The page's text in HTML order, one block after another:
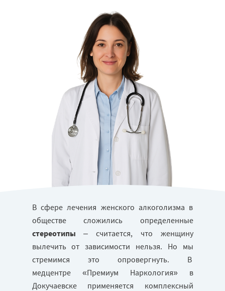
В сфере лечения женского алкоголизма в
обществе сложились определенные
стереотипы – считается, что женщину
вылечить от зависимости нельзя. Но мы
стремимся это опровергнуть. В
медцентре «Премиум Наркология» в
Докучаевске применяется комплексный